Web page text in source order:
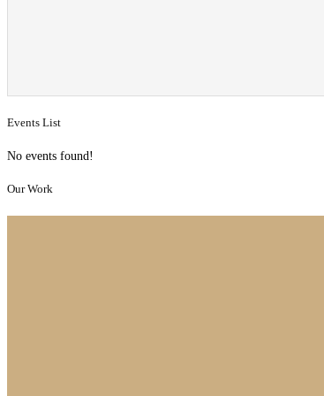
Events List
No events found!
Our Work